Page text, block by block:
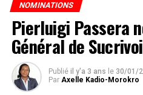
NOMINATIONS
Pierluigi Passera
Général de
Publié il y'a 3 ans le 30/01/
Par Axelle Kadio-Morokro